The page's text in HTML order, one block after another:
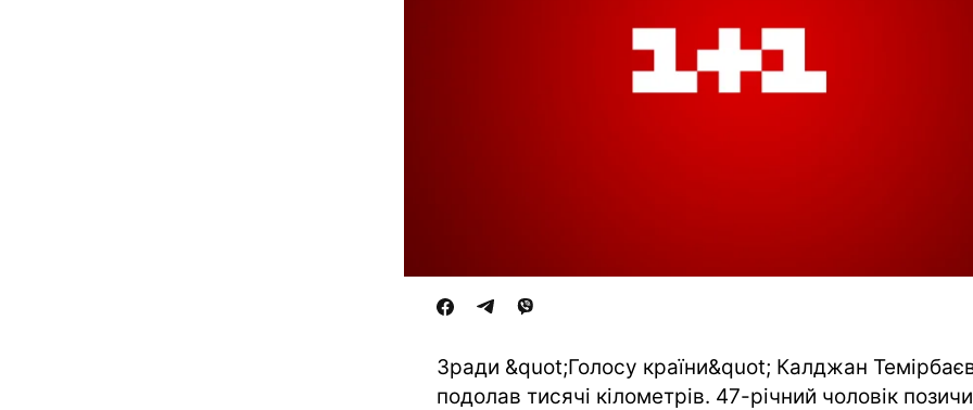
Зради &quot;Голосу країни&quot; Калджан
подолав тисячі кілометрів. 47-річний чоловік